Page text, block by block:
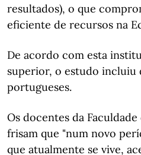
resultados), o que
eficiente de recursos na
De acordo com esta
superior, o estudo incluiu
portugueses.
Os docentes da
frisam que "num novo
que atualmente se vive,